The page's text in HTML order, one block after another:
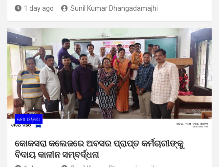
1 day ago Sunil Kumar Dhangadamajhi
ମୋ ଓଡ଼ିଶା
କୋକସରା କଲେଜରେ ଅବସର ପ୍ରାପ୍ତ କର୍ମଚାରୀଙ୍କୁ
ବିଦାୟ କାଳୀନ ସମ୍ବର୍ଦ୍ଧନା